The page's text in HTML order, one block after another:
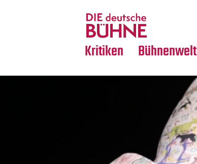
Kritiken
Crossover
Bühnenwelt
Medientipps